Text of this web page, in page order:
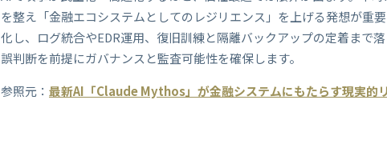
を整え「金融エコシステムとしてのレジリエンス」を上げる発想が重
化し、ログ統合やEDR運用、復旧訓練と隔離バックアップの定着まで
誤判断を前提にガバナンスと監査可能性を確保します。
参照元：最新AI「Claude Mythos」が金融システムにもたらす現実的